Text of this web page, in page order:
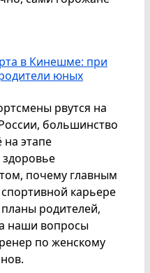
в Кинешме: при
юных
рвутся на
большинство
этапе
почему главным
карьере
родителей,
наши вопросы
по женскому